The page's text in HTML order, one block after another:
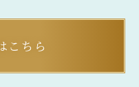
こちら